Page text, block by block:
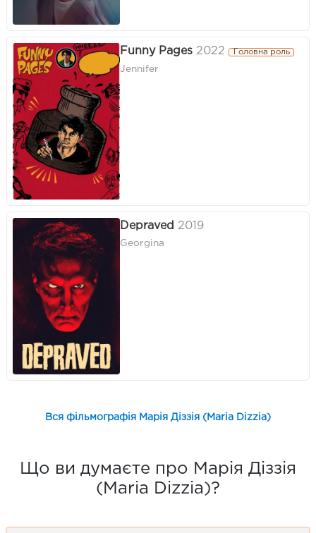
Funny Pages 2022 Головна роль
Jennifer
Depraved 2019
Georgina
Вся фільмографія Марія Діззія (Maria Dizzia)
Що ви думаєте про Марія Діззія
(Maria Dizzia)?